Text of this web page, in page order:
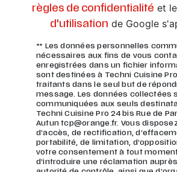
règles de confidentialité et
d'utilisation de Google
** Les données personnelles
nécessaires aux fins de vous
enregistrées dans un fichier
sont destinées à Techni Cuisine
traitants dans le seul but de
message. Les données collectées
communiquées aux seuls
Techni Cuisine Pro 24 bis Rue de
Autun tcp@orange.fr. Vous
d’accès, de rectification,
portabilité, de limitation,
votre consentement à tout
d’introduire une réclamation auprès